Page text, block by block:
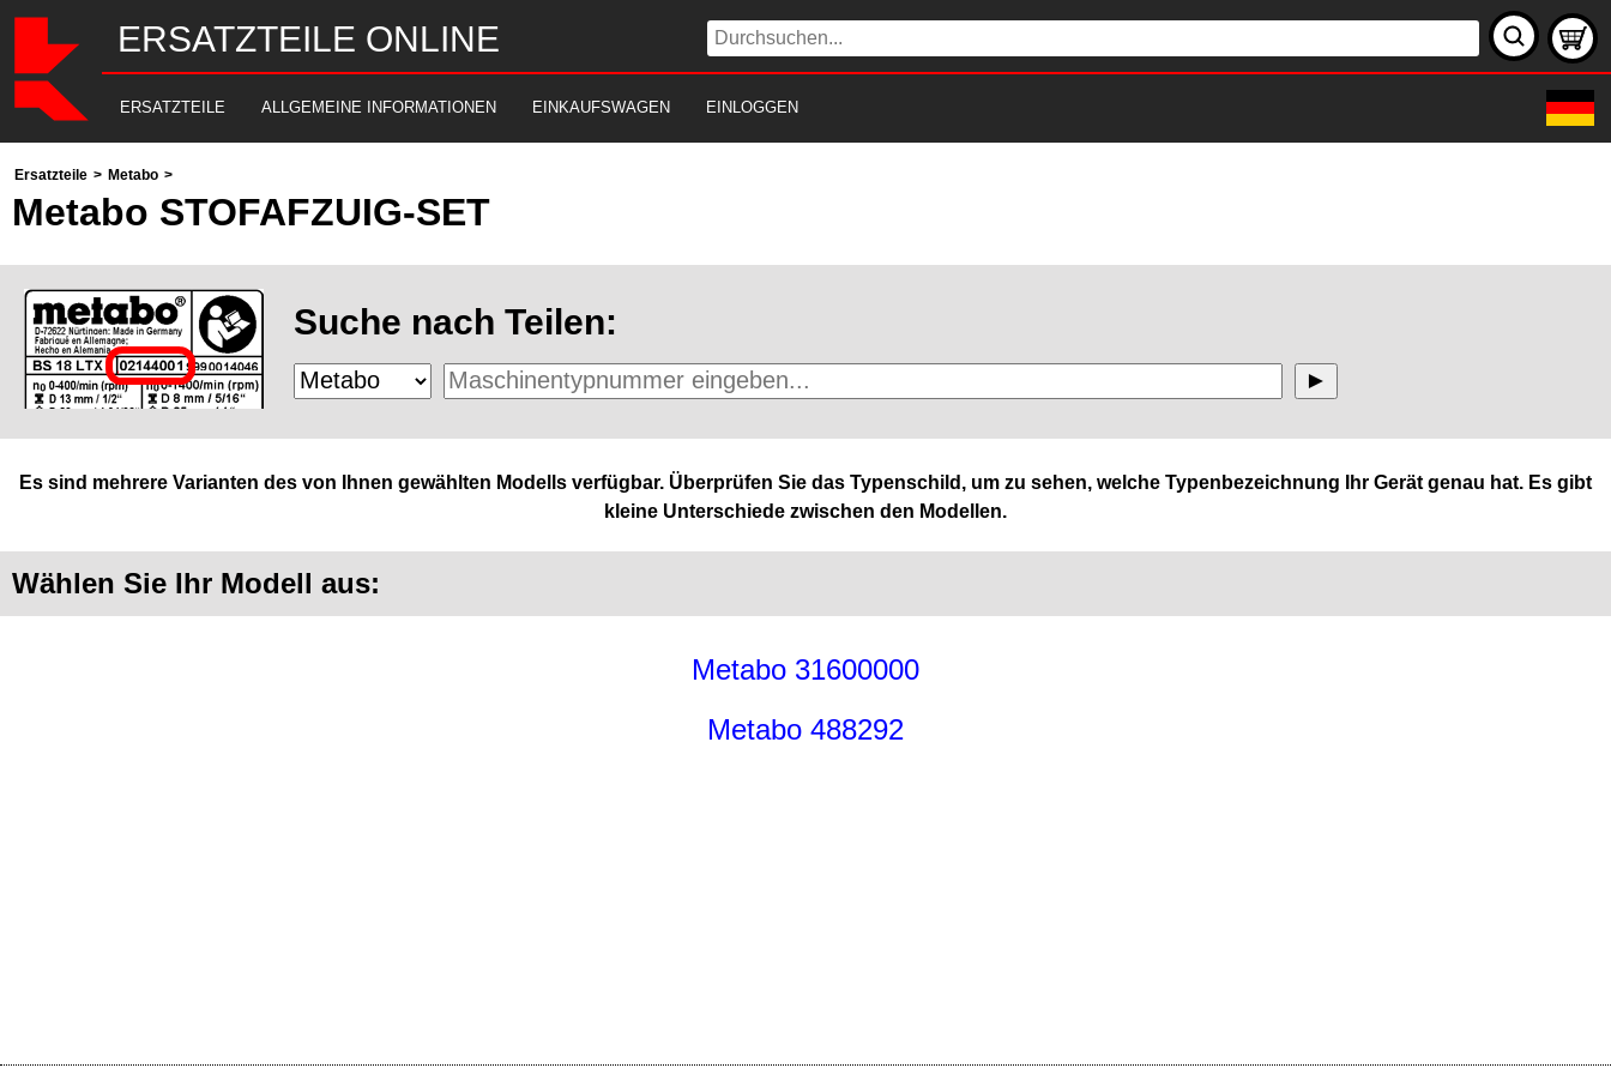
ERSATZTEILE ONLINE
ERSATZTEILE ALLGEMEINE INFORMATIONEN EINKAUFSWAGEN EINLOGGEN
Ersatzteile > Metabo >
Metabo STOFAFZUIG-SET
Suche nach Teilen:
Es sind mehrere Varianten des von Ihnen gewählten Modells verfügbar. Überprüfen Sie das Typenschild, um zu sehen, welche Typenbezeichnung Ihr Gerät genau hat. Es gibt
kleine Unterschiede zwischen den Modellen.
Wählen Sie Ihr Modell aus:
Metabo 31600000
Metabo 488292